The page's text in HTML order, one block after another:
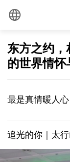
东方之约
的世界情怀
最是真情暖人心
追光的你｜太